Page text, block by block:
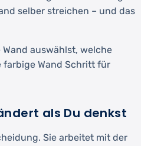
selber streichen – und das
auswählst, welche
farbige Wand Schritt für
als Du denkst
Sie arbeitet mit der